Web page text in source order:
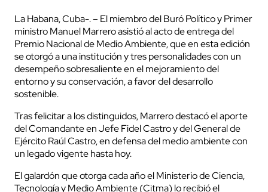
La Habana, Cuba-. – El miembro del Buró Político y Primer
ministro Manuel Marrero asistió al acto de entrega del
Premio Nacional de Medio Ambiente, que en esta edición
se otorgó a una institución y tres personalidades con un
desempeño sobresaliente en el mejoramiento del
entorno y su conservación, a favor del desarrollo
sostenible.
Tras felicitar a los distinguidos, Marrero destacó el aporte
del Comandante en Jefe Fidel Castro y del General de
Ejército Raúl Castro, en defensa del medio ambiente con
un legado vigente hasta hoy.
El galardón que otorga cada año el Ministerio de Ciencia,
Tecnología y Medio Ambiente (Citma) lo recibió el